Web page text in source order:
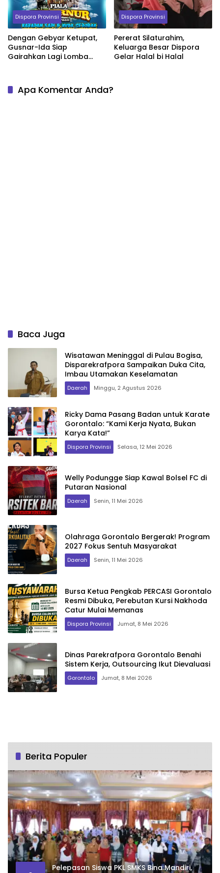
Dispora Provinsi
Dengan Gebyar Ketupat,
Gusnar-Ida Siap
Gairahkan Lagi Lomba
Dispora Provinsi
Pererat Silaturahim,
Keluarga Besar Dispora
Gelar Halal bi Halal
Apa Komentar Anda?
Baca Juga
Wisatawan Meninggal di Pulau Bogisa,
Disparekrafpora Sampaikan Duka Cita,
Imbau Utamakan Keselamatan
Daerah Minggu, 2 Agustus 2026
Ricky Dama Pasang Badan untuk Karate
Gorontalo: “Kami Kerja Nyata, Bukan
Karya Kata!”
Dispora Provinsi Selasa, 12 Mei 2026
Welly Podungge Siap Kawal Bolsel FC di
Putaran Nasional
Daerah Senin, 11 Mei 2026
Olahraga Gorontalo Bergerak! Program
2027 Fokus Sentuh Masyarakat
Daerah Senin, 11 Mei 2026
Bursa Ketua Pengkab PERCASI Gorontalo
Resmi Dibuka, Perebutan Kursi Nakhoda
Catur Mulai Memanas
Dispora Provinsi Jumat, 8 Mei 2026
Dinas Parekrafpora Gorontalo Benahi
Sistem Kerja, Outsourcing Ikut Dievaluasi
Gorontalo Jumat, 8 Mei 2026
Berita Populer
Pelepasan Siswa PKL SMKS Bina Mandiri,